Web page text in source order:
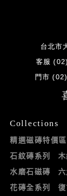
台北市
客服
門市
Collections
精選磁磚特價區
石紋磚系列
水磨石磁磚
花磚全系列